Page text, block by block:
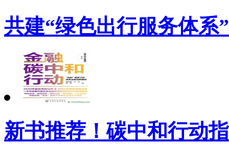
共建“绿色出行服务体系
新书推荐！碳中和行动